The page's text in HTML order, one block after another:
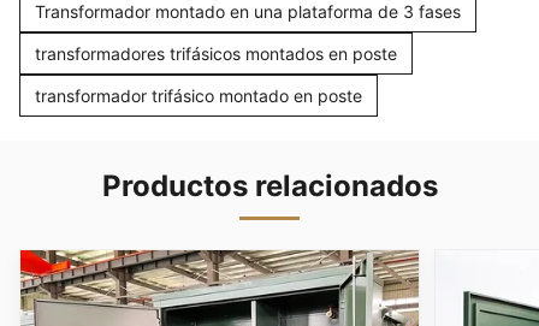
Transformador montado en una plataforma de 3 fases
transformadores trifásicos montados en poste
transformador trifásico montado en poste
Productos relacionados